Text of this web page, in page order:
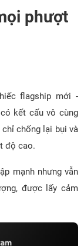
phượt
flagship mới -
có kết cấu vô cùng
chỉ chống lại bụi và
độ cao.
mạnh nhưng vẫn
được lấy cảm